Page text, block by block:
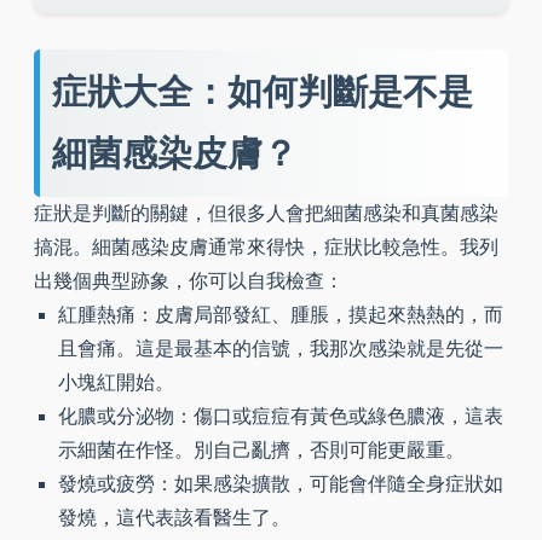
症狀大全：如何判斷是不是
細菌感染皮膚？
症狀是判斷的關鍵，但很多人會把細菌感染和真菌感染
搞混。細菌感染皮膚通常來得快，症狀比較急性。我列
出幾個典型跡象，你可以自我檢查：
紅腫熱痛：皮膚局部發紅、腫脹，摸起來熱熱的，而
且會痛。這是最基本的信號，我那次感染就是先從一
小塊紅開始。
化膿或分泌物：傷口或痘痘有黃色或綠色膿液，這表
示細菌在作怪。別自己亂擠，否則可能更嚴重。
發燒或疲勞：如果感染擴散，可能會伴隨全身症狀如
發燒，這代表該看醫生了。